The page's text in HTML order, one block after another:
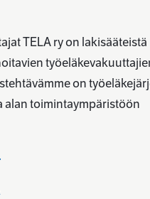
TELA ry on lakisääteistä
on
alan toimintaympäristöön